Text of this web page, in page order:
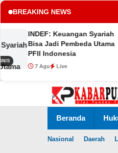
BREAKING NEWS
Keuangan Syariah
Jadi Pembeda Utama
Indonesia
Live
konten
Beranda
Nasional Daerah